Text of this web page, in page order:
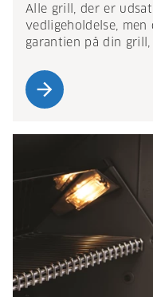
Alle grill, der er
vedligeholdelse,
garantien på din
arrow_forward